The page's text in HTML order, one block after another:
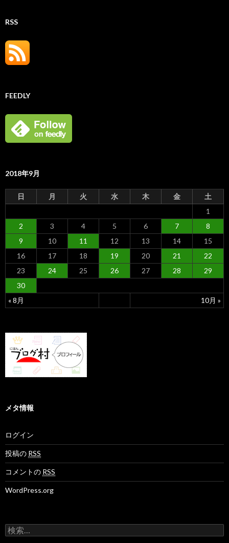
RSS
FEEDLY
2018年9月
日 月 火 水 木 金 土
« 8月 10月 »
1
2
3 4 5 6 7
8
9
10 11 12 13 14
15
16
17 18 19 20 21
22
23
24 25 26 27 28
29
30
メタ情報
ログイン
投稿の RSS
コメントの RSS
WordPress.org
検
索